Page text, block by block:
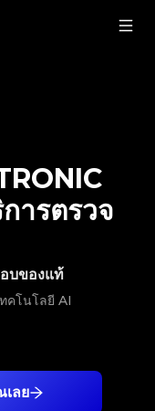
ลย
บของแท้
คโนโลยี AI
ารตรวจ